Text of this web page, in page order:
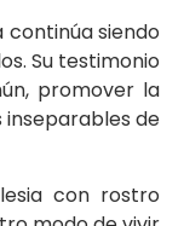
continúa siendo
Su testimonio
promover la
de
con rostro